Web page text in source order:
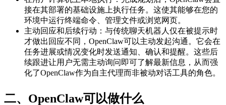
接在其部署的基础设施上执行任务。这使其能够在您的
环境中运行终端命令、管理文件或浏览网页。
主动回应和后续行动：与传统聊天机器人仅在被提示时
才做出回应不同，OpenClaw可以主动发起沟通。它会在
任务进展或情况变化时发送通知、确认和提醒。这些后
续跟进让用户无需主动询问即可了解最新信息，从而强
化了OpenClaw作为自主代理而非被动对话工具的角色。
二、OpenClaw可以做什么